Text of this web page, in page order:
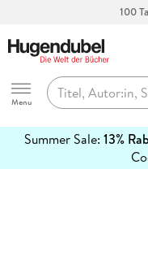
100
Hugendubel
Menu
Summer Sale: 13%
erfahren